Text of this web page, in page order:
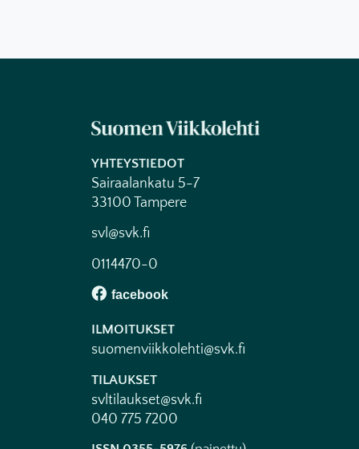
YHTEYSTIEDOT
Sairaalankatu 5-7
33100 Tampere
svl@svk.fi
0114470-0
ILMOITUKSET
suomenviikkolehti@svk.fi
TILAUKSET
svltilaukset@svk.fi
040 775 7200